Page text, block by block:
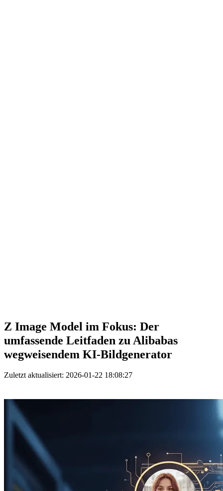
Z Image Model im Fokus: Der
umfassende Leitfaden zu Alibabas
wegweisendem KI-Bildgenerator
Zuletzt aktualisiert: 2026-01-22 18:08:27